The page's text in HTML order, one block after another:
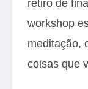
retiro de
workshop
meditação,
coisas que